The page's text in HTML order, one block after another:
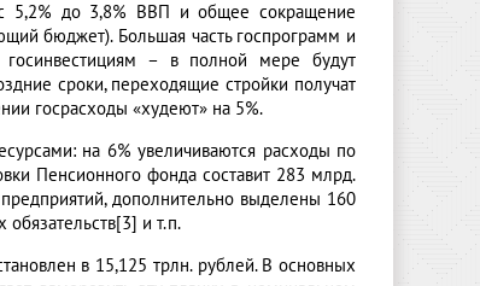
5,2% до 3,8% ВВП и общее сокращение
бюджет). Большая часть госпрограмм и
– в полной мере будут
сроки, переходящие стройки получат
госрасходы «худеют» на 5%.
на 6% увеличиваются расходы по
Пенсионного фонда составит 283 млрд.
дополнительно выделены 160
и т.п.
в 15,125 трлн. рублей. В основных